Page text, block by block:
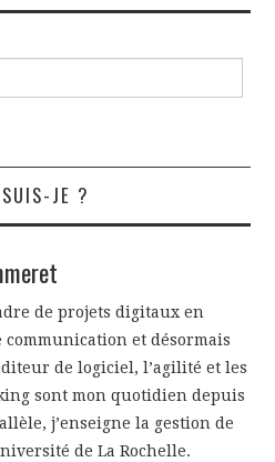
JE ?
de projets digitaux en
communication et désormais
de logiciel, l’agilité et les
sont mon quotidien depuis
j’enseigne la gestion de
de La Rochelle.